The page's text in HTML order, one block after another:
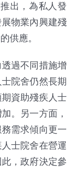
出，為私人發
物業內興建殘
供應。
過不同措施增
院舍仍然長期
資助殘疾人士
。另一方面，
需求傾向更一
士院舍在營運
，政府決定參